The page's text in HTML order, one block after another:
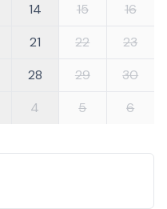
14 15
16
21 22
23
28 29
30
4 5 6